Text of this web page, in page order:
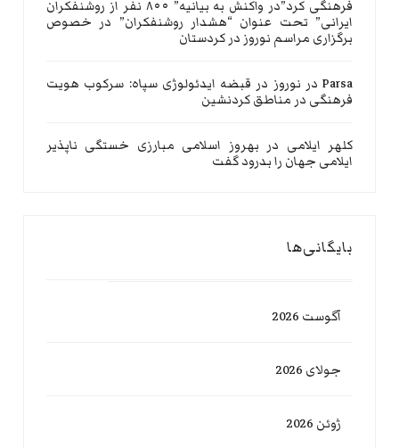
فرهنگی کرد”در واکنش به بیانیه” ۸۰۰ نفر از روشنفکران
ایرانی” تحت عنوان “هشدار روشنفکران” در خصوص
برگزاری مراسم نوروز در کردستان
Parsa در نوروز در قبضه ایدئولوژی سپاه: سرکوب هویت
فرهنگی در مناطق کردنشین
کلهر ایلامی در بهروز اسلامی مبارزی خستگی ناپذیر
ایلامی جهان را بدرود گفت
بایگانی‌ها
آگوست 2026
جولای 2026
ژوئن 2026